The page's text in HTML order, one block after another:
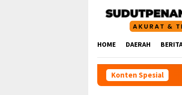
HOME DAERAH
Konten Spesial